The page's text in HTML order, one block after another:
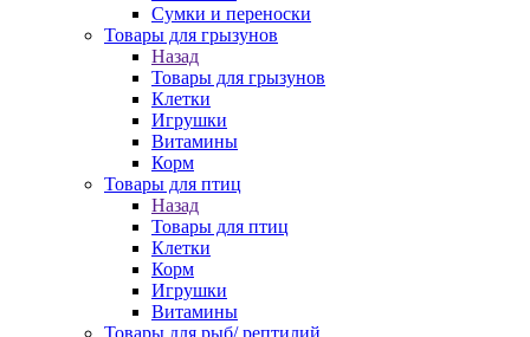
Сумки и переноски
Товары для грызунов
Назад
Товары для грызунов
Клетки
Игрушки
Витамины
Корм
Товары для птиц
Назад
Товары для птиц
Клетки
Корм
Игрушки
Витамины
Товары для рыб/ рептилий